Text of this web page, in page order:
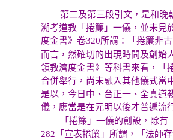
第二及第三段引文，是和晚
溯考道教「捲簾」一儀，並未見
度金書》卷320所謂：「捲簾非
而言，然確切的出現時間及創始
領教濟度金書》等科書來看，「
合併舉行，尚未融入其他儀式當
是以，今日中、台正一、全真道
儀，應當是在元明以後才普遍流
「捲簾」一儀的創設，除
282「宣表捲簾」所謂，「法師